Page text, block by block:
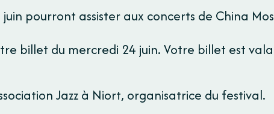
pourront assister aux concerts de China
billet du mercredi 24 juin. Votre billet est
Jazz à Niort, organisatrice du festival.